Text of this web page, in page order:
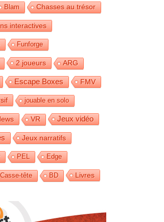
Blam Chasses au trésor
interactives
Funforge
2 joueurs ARG
Escape Boxes FMV
jouable en solo
VR Jeux vidéo
Jeux narratifs
PEL Edge
Casse-tête BD Livres